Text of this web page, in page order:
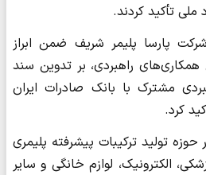
تأکید کردند.
پارسا پلیمر شریف ضمن ابراز
راهبردی، بر تدوین سند
مشترک با بانک صادرات ایران
کرد.
تولید ترکیبات پیشرفته پلیمری
الکترونیک، لوازم خانگی و سایر